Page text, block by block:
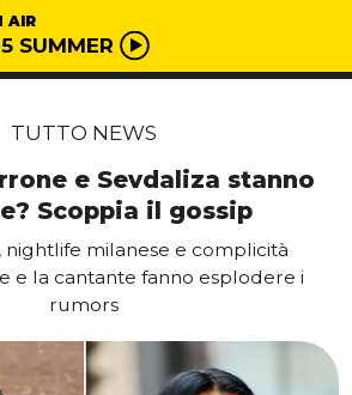
AIR
SUMMER
TUTTO NEWS
e Sevdaliza stanno
Scoppia il gossip
nightlife milanese e complicità
e la cantante fanno esplodere i
rumors